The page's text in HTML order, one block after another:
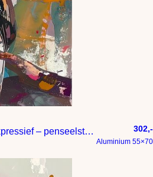
Uit op een tak – Modern expressief – penseelstreken en abstracte kleurige vlakken 302,-
Aluminium 55×70